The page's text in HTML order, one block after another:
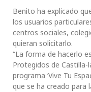
Benito ha explicado
los usuarios
centros sociales,
quieran solicitarlo.
“La forma de hacerlo
Protegidos de Castilla-
programa ‘Vive Tu
que se ha creado para